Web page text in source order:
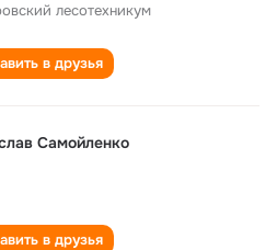
лесотехникум
в друзья
Самойленко
в друзья